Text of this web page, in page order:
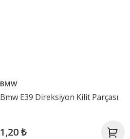
BMW
Bmw E39 Direksiyon Kilit Parçası
1,20 ₺